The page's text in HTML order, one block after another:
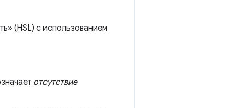
(HSL) с использованием
отсутствие